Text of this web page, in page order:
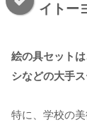
イトー
絵の具セット
シなどの大手
特に、学校の